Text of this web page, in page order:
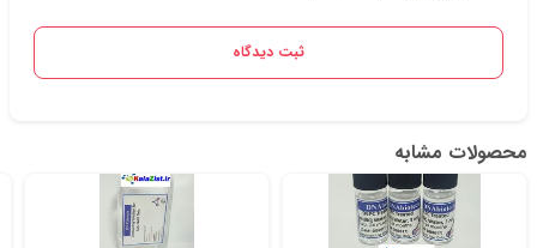
ثبت دیدگاه
محصولات مشابه